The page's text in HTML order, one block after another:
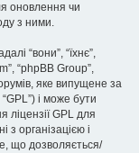
оновлення чи
з ними.
“вони”, “їхнє”,
“phpBB Group”,
яке випущене за
“GPL”) і може бути
ліцензії GPL для
організацією і
що дозволяється/